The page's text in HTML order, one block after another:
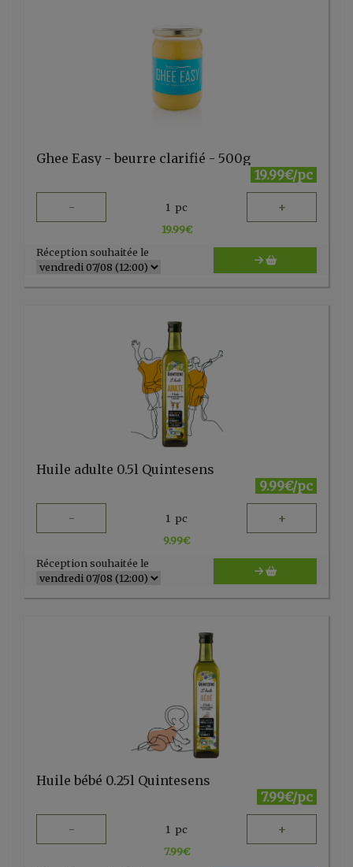
Ghee Easy - beurre clarifié - 500g
19.99€/pc
- 1 pc +
19.99€
Réception souhaitée le
Huile adulte 0.5l Quintesens
9.99€/pc
- 1 pc +
9.99€
Réception souhaitée le
Huile bébé 0.25l Quintesens
7.99€/pc
- 1 pc +
7.99€